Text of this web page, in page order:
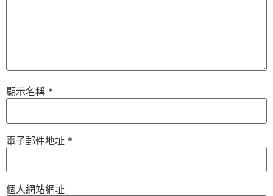
顯示名稱 *
電子郵件地址 *
個人網站網址